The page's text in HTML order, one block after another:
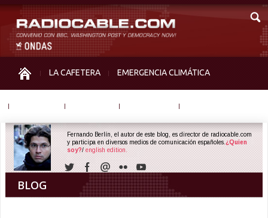
LA CAFETERA EMERGENCIA CLIMÁTICA
BLOG
Fernando Berlín, el autor de este blog, es director de radiocable.com
y participa en diversos medios de comunicación españoles. ¿Quien
soy?/ english edition.